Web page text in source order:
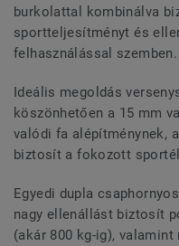
burkolattal kombinálva
sportteljesítményt és
felhasználással szemben.
Ideális megoldás
köszönhetően a 15 mm
valódi fa alépítménynek,
biztosít a fokozott
Egyedi dupla
nagy ellenállást biztosít
(akár 800 kg-ig),